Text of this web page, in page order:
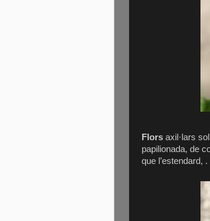
Flors axil·lars
papilionada, de
que l’estendard,